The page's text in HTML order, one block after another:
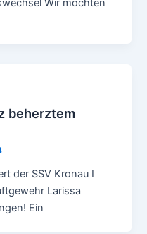
Wir möchten
beherztem
der SSV Kronau I
Larissa
Ein